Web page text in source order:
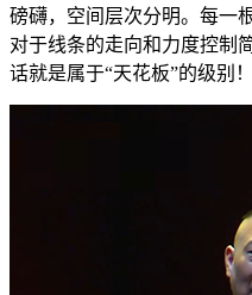
磅礴，空间层次分明。每一
对于线条的走向和力度控制
话就是属于“天花板”的级别！